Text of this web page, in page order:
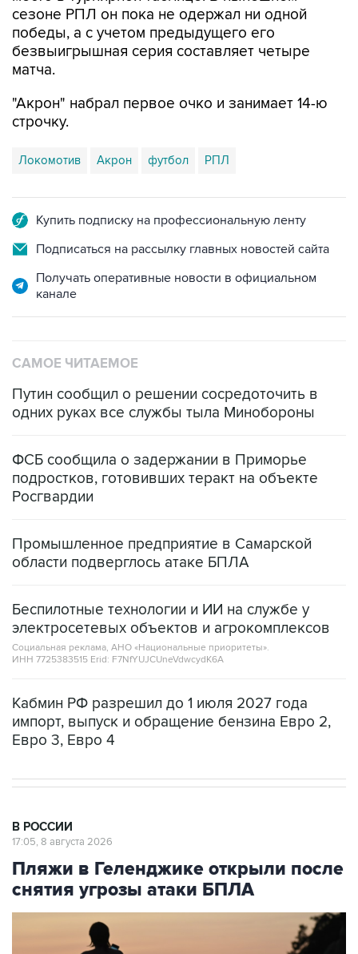
сезоне РПЛ он пока не одержал ни одной
победы, а с учетом предыдущего его
безвыигрышная серия составляет четыре
матча.
"Акрон" набрал первое очко и занимает 14-ю
строчку.
Локомотив Акрон футбол РПЛ
Купить подписку на профессиональную ленту
Подписаться на рассылку главных новостей сайта
Получать оперативные новости в официальном
канале
САМОЕ ЧИТАЕМОЕ
Путин сообщил о решении сосредоточить в
одних руках все службы тыла Минобороны
ФСБ сообщила о задержании в Приморье
подростков, готовивших теракт на объекте
Росгвардии
Промышленное предприятие в Самарской
области подверглось атаке БПЛА
Беспилотные технологии и ИИ на службе у
электросетевых объектов и агрокомплексов
Социальная реклама, АНО «Национальные приоритеты».
ИНН 7725383515 Erid: F7NfYUJCUneVdwcydK6A
Кабмин РФ разрешил до 1 июля 2027 года
импорт, выпуск и обращение бензина Евро 2,
Евро 3, Евро 4
В РОССИИ
17:05, 8 августа 2026
Пляжи в Геленджике открыли после
снятия угрозы атаки БПЛА